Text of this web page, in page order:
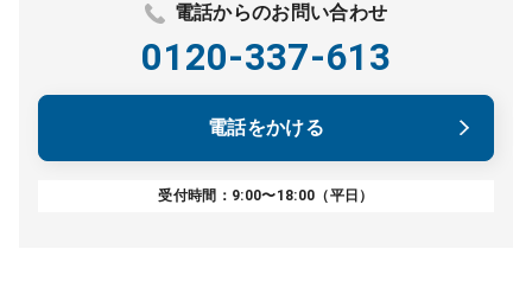
電話からのお問い合わせ
0120-337-613
電話をかける
受付時間：9:00〜18:00（平日）